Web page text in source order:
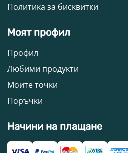
Политика за бисквитки
Моят профил
Профил
Любими продукти
Моите точки
Поръчки
Начини на плащане